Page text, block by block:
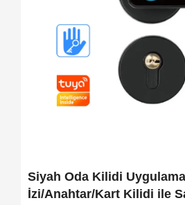
Siyah Oda Kilidi
İzi/Anahtar/Kart Kilidi ile